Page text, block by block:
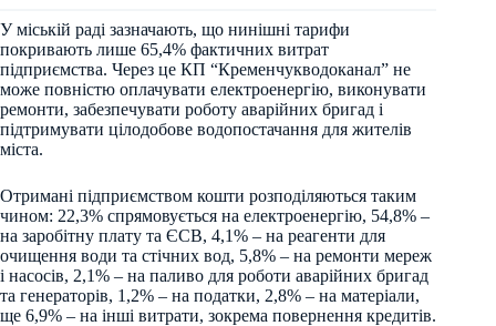
У міській раді зазначають, що нинішні тарифи
покривають лише 65,4% фактичних витрат
підприємства. Через це КП “Кременчукводоканал” не
може повністю оплачувати електроенергію, виконувати
ремонти, забезпечувати роботу аварійних бригад і
підтримувати цілодобове водопостачання для жителів
міста.
Отримані підприємством кошти розподіляються таким
чином: 22,3% спрямовується на електроенергію, 54,8% –
на заробітну плату та ЄСВ, 4,1% – на реагенти для
очищення води та стічних вод, 5,8% – на ремонти мереж
і насосів, 2,1% – на паливо для роботи аварійних бригад
та генераторів, 1,2% – на податки, 2,8% – на матеріали,
ще 6,9% – на інші витрати, зокрема повернення кредитів.